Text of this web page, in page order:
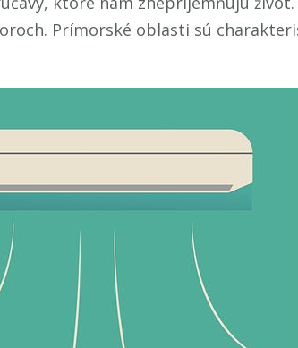
Prímorské oblasti sú